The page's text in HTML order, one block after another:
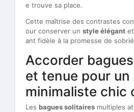
e trouve sa place.
Cette maîtrise des contrastes
our conserver un style élégant
ant fidèle à la promesse de
Accorder
et tenue pour un
minimaliste chic
Les bagues solitaires multiples